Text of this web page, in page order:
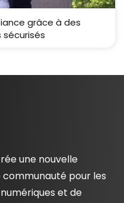
grâce à des
une nouvelle
pour les
et de